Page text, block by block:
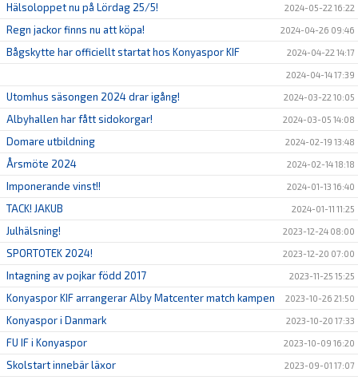
Hälsoloppet nu på Lördag 25/5! 2024-05-22 16:22
Regn jackor finns nu att köpa! 2024-04-26 09:46
Bågskytte har officiellt startat hos Konyaspor KIF 2024-04-22 14:17
2024-04-14 17:39
Utomhus säsongen 2024 drar igång! 2024-03-22 10:05
Albyhallen har fått sidokorgar! 2024-03-05 14:08
Domare utbildning 2024-02-19 13:48
Årsmöte 2024 2024-02-14 18:18
Imponerande vinst!! 2024-01-13 16:40
TACK! JAKUB 2024-01-11 11:25
Julhälsning! 2023-12-24 08:00
SPORTOTEK 2024! 2023-12-20 07:00
Intagning av pojkar född 2017 2023-11-25 15:25
Konyaspor KIF arrangerar Alby Matcenter match kampen 2023-10-26 21:50
Konyaspor i Danmark 2023-10-20 17:33
FU IF i Konyaspor 2023-10-09 16:20
Skolstart innebär läxor 2023-09-01 17:07